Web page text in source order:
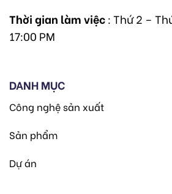
Thời gian làm việc: Thứ 2 –
17:00 PM
DANH MỤC
Công nghệ sản xuất
Sản phẩm
Dự án